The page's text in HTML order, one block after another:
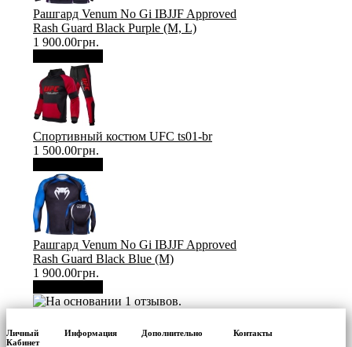
Рашгард Venum No Gi IBJJF Approved
Rash Guard Black Purple (М, L)
1 900.00грн.
Спортивный костюм UFC ts01-br
1 500.00грн.
Рашгард Venum No Gi IBJJF Approved
Rash Guard Black Blue (М)
1 900.00грн.
Личный
Кабинет
Информация Дополнительно Контакты